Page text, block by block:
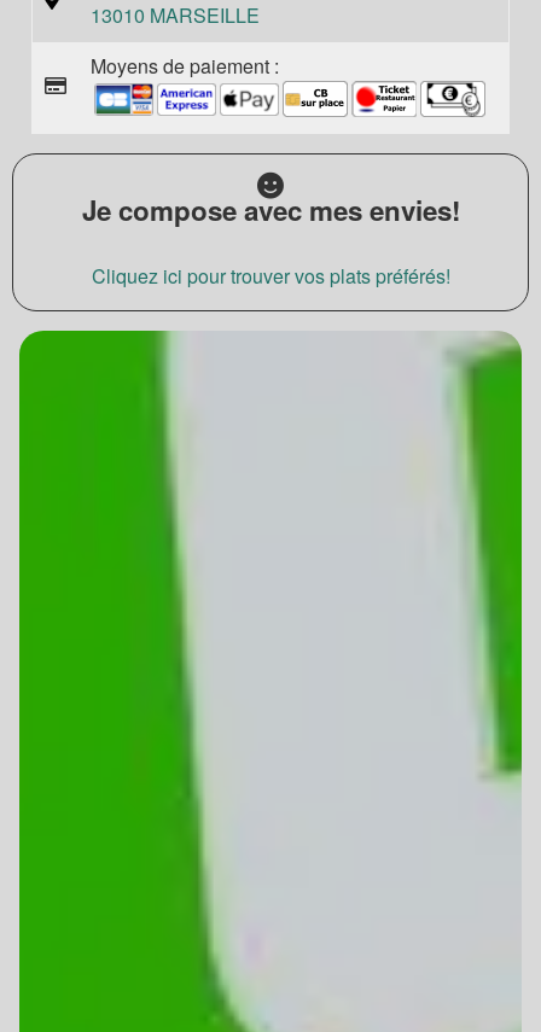
13010 MARSEILLE
Moyens de paiement :
Je compose avec mes envies!
Cliquez ici pour trouver vos plats préférés!